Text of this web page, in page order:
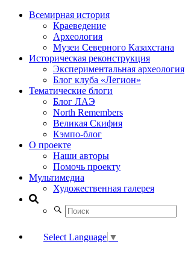
Всемирная история
Краеведение
Археология
Музеи Северного Казахстана
Историческая реконструкция
Экспериментальная археология
Блог клуба «Легион»
Тематические блоги
Блог ЛАЭ
North Remembers
Великая Скифия
Кэмпо-блог
О проекте
Наши авторы
Помочь проекту
Мультимедиа
Художественная галерея
Select Language ▼